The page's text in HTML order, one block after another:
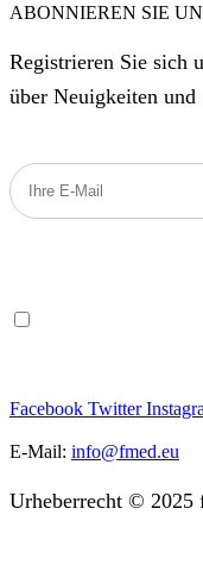
ABONNIEREN SIE
Registrieren Sie sich
über Neuigkeiten und
Facebook Twitter
E-Mail: info@fmed.eu
Urheberrecht © 2025